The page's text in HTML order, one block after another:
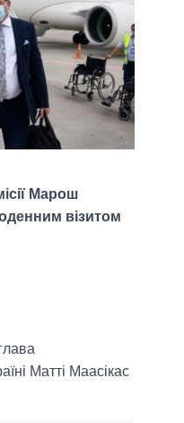
Марош
візитом
Матті Маасікас